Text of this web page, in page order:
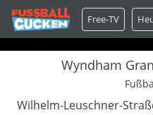
Free-TV
Wyndham
Wilhelm-Leuschner-